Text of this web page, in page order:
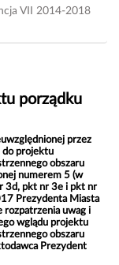
VII 2014-2018
porządku
przez
do projektu
obszaru
numerem 5 (w
3d, pkt nr 3e i pkt nr
Prezydenta Miasta
rozpatrzenia uwag i
wglądu projektu
obszaru
Prezydent